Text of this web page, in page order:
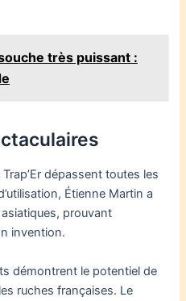
très puissant :
dépassent toutes les
Étienne Martin a
prouvant
invention.
démontrent le potentiel de
ruches françaises. Le